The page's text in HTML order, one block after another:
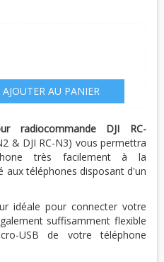
AJOUTER AU PANIER
radiocommande DJI RC-
& DJI RC-N3) vous permettra
très facilement à la
aux téléphones disposant d'un
idéale pour connecter votre
suffisamment flexible
USB de votre téléphone